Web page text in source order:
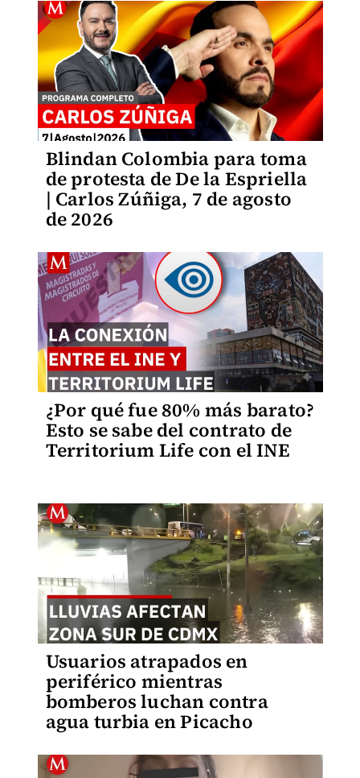
Blindan Colombia para toma
de protesta de De la Espriella
| Carlos Zúñiga, 7 de agosto
de 2026
¿Por qué fue 80% más barato?
Esto se sabe del contrato de
Territorium Life con el INE
Usuarios atrapados en
periférico mientras
bomberos luchan contra
agua turbia en Picacho